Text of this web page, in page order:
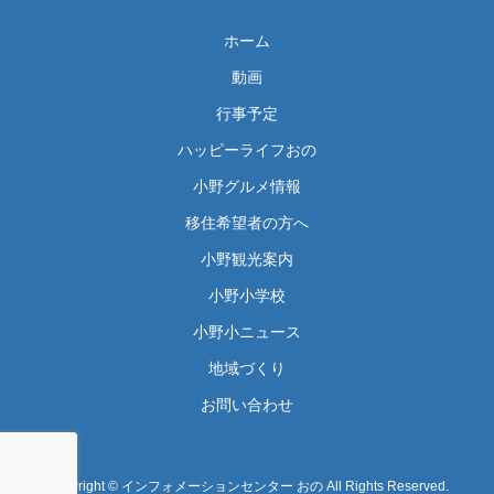
ホーム
動画
行事予定
ハッピーライフおの
小野グルメ情報
移住希望者の方へ
小野観光案内
小野小学校
小野小ニュース
地域づくり
お問い合わせ
Copyright © インフォメーションセンター おの All Rights Reserved.